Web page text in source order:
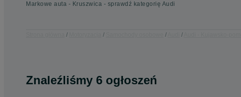
Markowe auta - Kruszwica - sprawdź kategorię Audi
Znaleźliśmy 6 ogłoszeń